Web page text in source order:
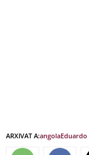
ARXIVAT A:angolaEduardo